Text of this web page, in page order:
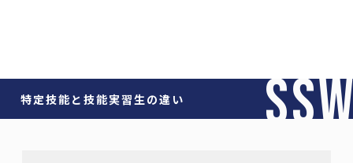
特定技能と技能実習生の違い